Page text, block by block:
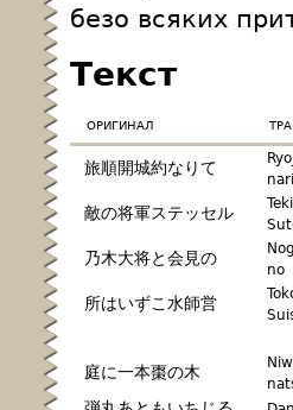
безо всяких
Текст
оригинал
旅順開城約なりて
敵の将軍ステッセル
乃木大将と会見の
no
所はいずこ水師営
庭に一本棗の木